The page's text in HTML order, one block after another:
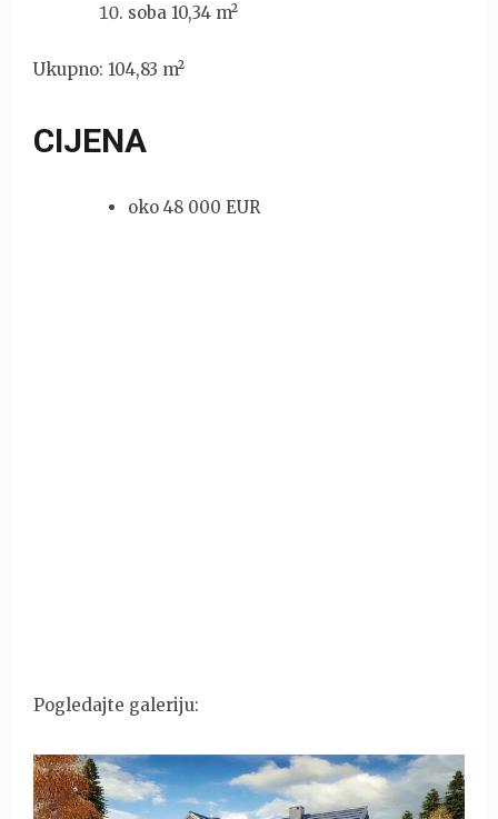
soba 10,34 m²
Ukupno: 104,83 m²
CIJENA
oko 48 000 EUR
Pogledajte galeriju: